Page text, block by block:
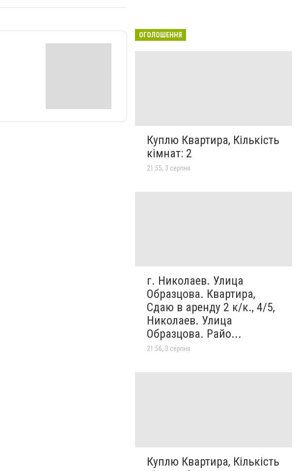
ОГОЛОШЕННЯ
Куплю Квартира, Кількість
кімнат: 2
21:55, 3 серпня
г. Николаев. Улица
Образцова. Квартира,
Сдаю в аренду 2 к/к., 4/5,
Николаев. Улица
Образцова. Райо...
21:56, 3 серпня
Куплю Квартира, Кількість